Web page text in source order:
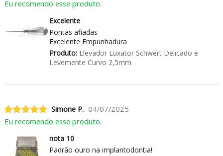
Eu recomendo esse produto.
Excelente
Pontas afiadas
Excelente Empunhadura
Produto:Elevador Luxator Schwert Delicado e
Levemente Curvo 2,5mm
Simone P. 04/07/2025
Eu recomendo esse produto.
nota 10
Padrão ouro na implantodontia!